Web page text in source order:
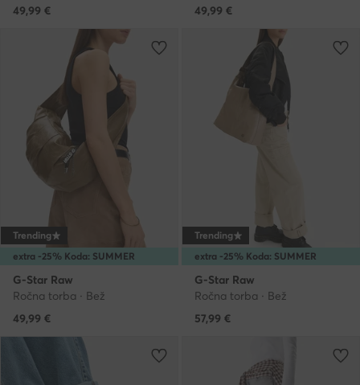
49,99 €
49,99 €
extra -25% Koda: SUMMER
Trending
G-Star Raw
Ročna torba · Bež
49,99 €
extra -25% Koda: SUMMER
Trending
G-Star Raw
Ročna torba · Bež
57,99 €